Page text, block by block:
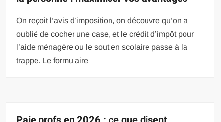
On reçoit l’avis d’imposition, on découvre qu’on a
oublié de cocher une case, et le crédit d’impôt pour
l’aide ménagère ou le soutien scolaire passe à la
trappe. Le formulaire